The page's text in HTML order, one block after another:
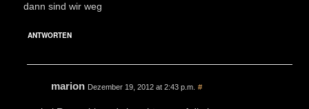
dann sind wir weg
ANTWORTEN
marion Dezember 19, 2012 at 2:43 p.m. #